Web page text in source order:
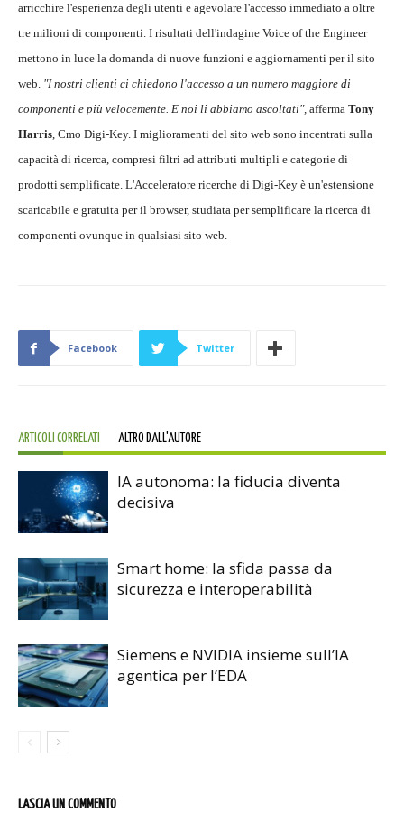
arricchire l'esperienza degli utenti e agevolare l'accesso immediato a oltre
tre milioni di componenti. I risultati dell'indagine Voice of the Engineer
mettono in luce la domanda di nuove funzioni e aggiornamenti per il sito
web. "I nostri clienti ci chiedono l'accesso a un numero maggiore di
componenti e più velocemente. E noi li abbiamo ascoltati", afferma Tony
Harris, Cmo Digi-Key. I miglioramenti del sito web sono incentrati sulla
capacità di ricerca, compresi filtri ad attributi multipli e categorie di
prodotti semplificate. L'Acceleratore ricerche di Digi-Key è un'estensione
scaricabile e gratuita per il browser, studiata per semplificare la ricerca di
componenti ovunque in qualsiasi sito web.
Facebook Twitter
ARTICOLI CORRELATI ALTRO DALL'AUTORE
IA autonoma: la fiducia diventa
decisiva
Smart home: la sfida passa da
sicurezza e interoperabilità
Siemens e NVIDIA insieme sull’IA
agentica per l’EDA
LASCIA UN COMMENTO